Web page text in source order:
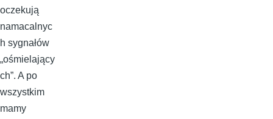
oczekują
namacalnyc
h sygnałów
„ośmielający
ch”. A po
wszystkim
mamy